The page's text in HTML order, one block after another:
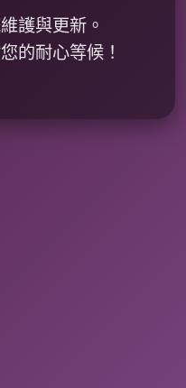
護與更新。
的耐心等候！